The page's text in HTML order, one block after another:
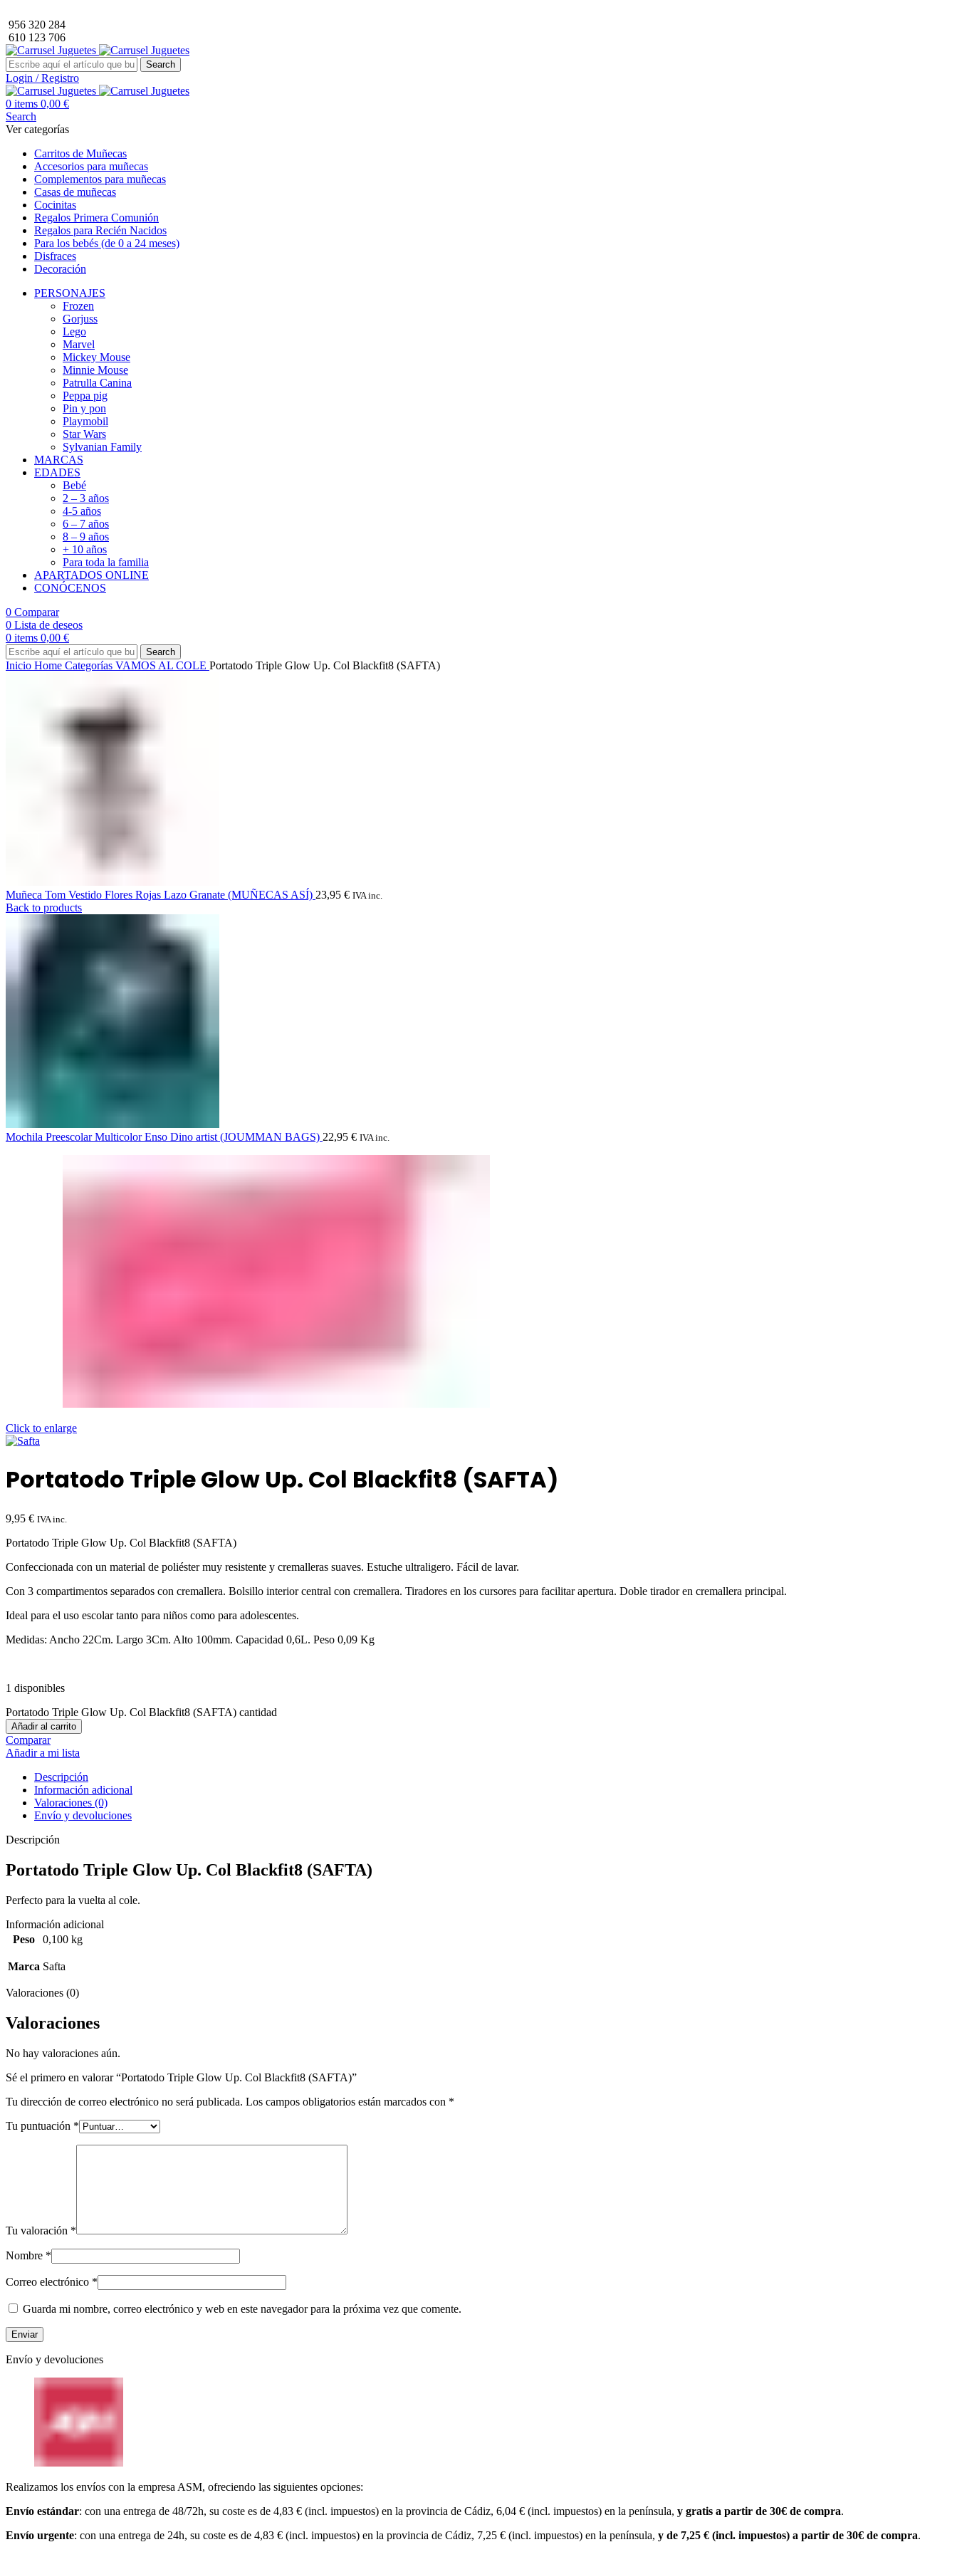
956 320 284
610 123 706
Search
Login / Registro
0 items 0,00 €
Search
Ver categorías
Carritos de Muñecas
Accesorios para muñecas
Complementos para muñecas
Casas de muñecas
Cocinitas
Regalos Primera Comunión
Regalos para Recién Nacidos
Para los bebés (de 0 a 24 meses)
Disfraces
Decoración
PERSONAJES
Frozen
Gorjuss
Lego
Marvel
Mickey Mouse
Minnie Mouse
Patrulla Canina
Peppa pig
Pin y pon
Playmobil
Star Wars
Sylvanian Family
MARCAS
EDADES
Bebé
2 – 3 años
4-5 años
6 – 7 años
8 – 9 años
+ 10 años
Para toda la familia
APARTADOS ONLINE
CONÓCENOS
0 Comparar
0 Lista de deseos
0 items 0,00 €
Search
Inicio Home Categorías VAMOS AL COLE Portatodo Triple Glow Up. Col Blackfit8 (SAFTA)
Muñeca Tom Vestido Flores Rojas Lazo Granate (MUÑECAS ASÍ) 23,95 € IVA inc.
Back to products
Mochila Preescolar Multicolor Enso Dino artist (JOUMMAN BAGS) 22,95 € IVA inc.
Click to enlarge
Portatodo Triple Glow Up. Col Blackfit8 (SAFTA)
9,95 € IVA inc.
Portatodo Triple Glow Up. Col Blackfit8 (SAFTA)
Confeccionada con un material de poliéster muy resistente y cremalleras suaves. Estuche ultraligero. Fácil de lavar.
Con 3 compartimentos separados con cremallera. Bolsillo interior central con cremallera. Tiradores en los cursores para facilitar apertura. Doble tirador en cremallera principal.
Ideal para el uso escolar tanto para niños como para adolescentes.
Medidas: Ancho 22Cm. Largo 3Cm. Alto 100mm. Capacidad 0,6L. Peso 0,09 Kg
1 disponibles
Portatodo Triple Glow Up. Col Blackfit8 (SAFTA) cantidad
Añadir al carrito
Comparar
Añadir a mi lista
Descripción
Información adicional
Valoraciones (0)
Envío y devoluciones
Descripción
Portatodo Triple Glow Up. Col Blackfit8 (SAFTA)
Perfecto para la vuelta al cole.
Información adicional
Peso
0,100 kg
Marca Safta
Valoraciones (0)
Valoraciones
No hay valoraciones aún.
Sé el primero en valorar “Portatodo Triple Glow Up. Col Blackfit8 (SAFTA)”
Tu dirección de correo electrónico no será publicada. Los campos obligatorios están marcados con *
Tu puntuación *
Tu valoración *
Nombre *
Correo electrónico *
Guarda mi nombre, correo electrónico y web en este navegador para la próxima vez que comente.
Envío y devoluciones
Realizamos los envíos con la empresa ASM, ofreciendo las siguientes opciones:
Envío estándar: con una entrega de 48/72h, su coste es de 4,83 € (incl. impuestos) en la provincia de Cádiz, 6,04 € (incl. impuestos) en la península, y gratis a partir de 30€ de compra.
Envío urgente: con una entrega de 24h, su coste es de 4,83 € (incl. impuestos) en la provincia de Cádiz, 7,25 € (incl. impuestos) en la península, y de 7,25 € (incl. impuestos) a partir de 30€ de compra.